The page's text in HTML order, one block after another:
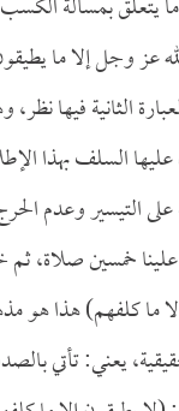
عز وجل إلا ما
السلف بهذا
على التيسير
خمسين صلاة،
ما كلفهم) هذا هو
يعني: تأتي